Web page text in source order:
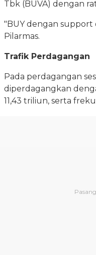
Tbk (BUVA) dengan
"BUY dengan support
Pilarmas.
Trafik Perdagangan
Pada perdagangan
diperdagangkan
11,43 triliun, serta